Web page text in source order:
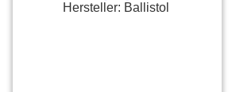
Hersteller: Ballistol